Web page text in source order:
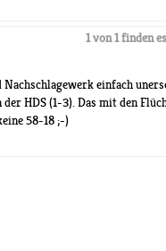
1 von 1 finden
einfach
HDS (1-3). Das mit den
58-18 ;-)